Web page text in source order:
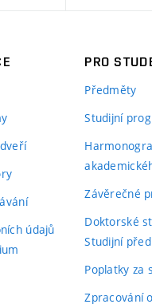
údajů
PRO
Předměty
Studijní
Závěrečné
Doktorské
Studijní
Poplatky za
Zpracování